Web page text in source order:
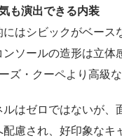
も演出できる内装
はシビックがベー
ソールの造形は立体
ズ・クーペより高級
はゼロではないが、
慮され、好印象なキ